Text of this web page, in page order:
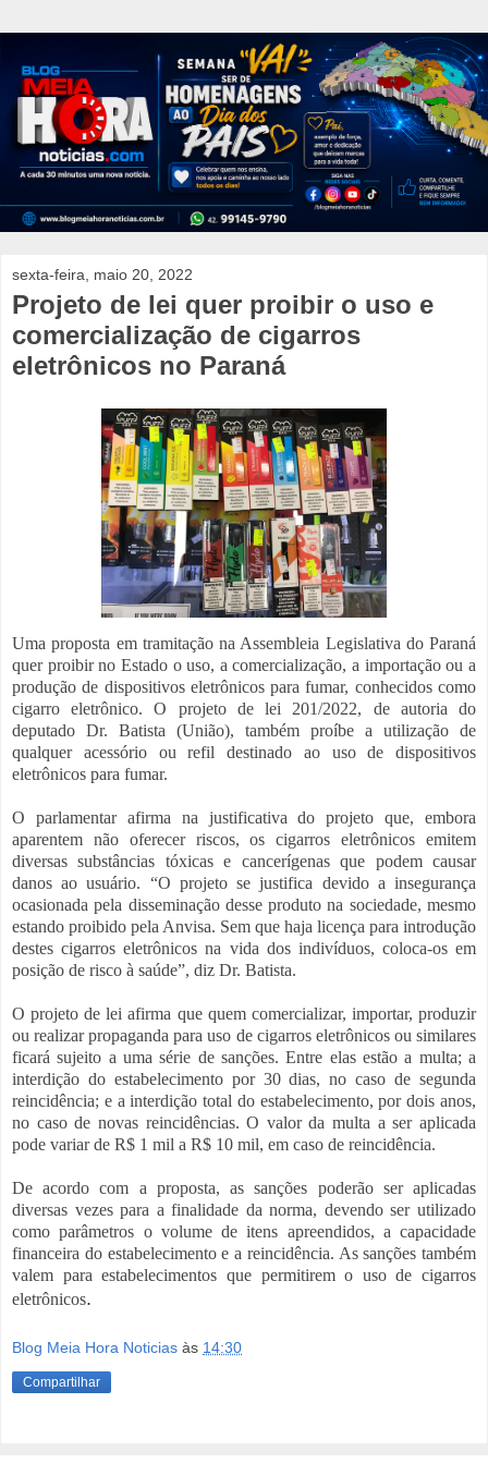
sexta-feira, maio 20, 2022
Projeto de lei quer proibir o uso e
comercialização de cigarros
eletrônicos no Paraná
Uma proposta em tramitação na Assembleia Legislativa do Paraná
quer proibir no Estado o uso, a comercialização, a importação ou a
produção de dispositivos eletrônicos para fumar, conhecidos como
cigarro eletrônico. O projeto de lei 201/2022, de autoria do
deputado Dr. Batista (União), também proíbe a utilização de
qualquer acessório ou refil destinado ao uso de dispositivos
eletrônicos para fumar.
O parlamentar afirma na justificativa do projeto que, embora
aparentem não oferecer riscos, os cigarros eletrônicos emitem
diversas substâncias tóxicas e cancerígenas que podem causar
danos ao usuário. “O projeto se justifica devido a insegurança
ocasionada pela disseminação desse produto na sociedade, mesmo
estando proibido pela Anvisa. Sem que haja licença para introdução
destes cigarros eletrônicos na vida dos indivíduos, coloca-os em
posição de risco à saúde”, diz Dr. Batista.
O projeto de lei afirma que quem comercializar, importar, produzir
ou realizar propaganda para uso de cigarros eletrônicos ou similares
ficará sujeito a uma série de sanções. Entre elas estão a multa; a
interdição do estabelecimento por 30 dias, no caso de segunda
reincidência; e a interdição total do estabelecimento, por dois anos,
no caso de novas reincidências. O valor da multa a ser aplicada
pode variar de R$ 1 mil a R$ 10 mil, em caso de reincidência.
De acordo com a proposta, as sanções poderão ser aplicadas
diversas vezes para a finalidade da norma, devendo ser utilizado
como parâmetros o volume de itens apreendidos, a capacidade
financeira do estabelecimento e a reincidência. As sanções também
valem para estabelecimentos que permitirem o uso de cigarros
eletrônicos.
Blog Meia Hora Noticias às 14:30
Compartilhar